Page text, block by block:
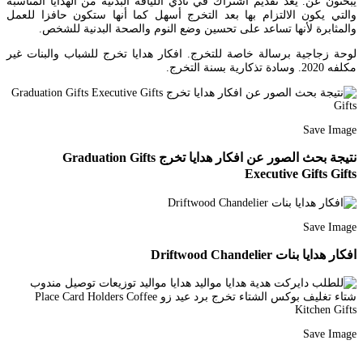
والتي يكون الالتزام بها بعد التخرج أسهل كما أنها ستكون حافزا للعمل
والمثابرة لأنها تساعد على تحسين وضع النوم والصحة البدنية للشخص.
لوحة زجاجية برسالة خاصة للتخرج. افكار هدايا تخرج للشباب والبنات غير
مكلفه 2020. وسادة تذكارية بسنة التخرج.
Save Image
نتيجة بحث الصور عن افكار هدايا تخرج Graduation Gifts
Executive Gifts Gifts
Save Image
افكار هدايا بنات Driftwood Chandelier
Save Image